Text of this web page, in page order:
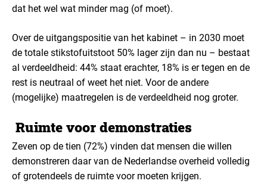
dat het wel wat minder mag (of moet).
Over de uitgangspositie van het kabinet – in 2030 moet
de totale stikstofuitstoot 50% lager zijn dan nu – bestaat
al verdeeldheid: 44% staat erachter, 18% is er tegen en de
rest is neutraal of weet het niet. Voor de andere
(mogelijke) maatregelen is de verdeeldheid nog groter.
Ruimte voor demonstraties
Zeven op de tien (72%) vinden dat mensen die willen
demonstreren daar van de Nederlandse overheid volledig
of grotendeels de ruimte voor moeten krijgen.